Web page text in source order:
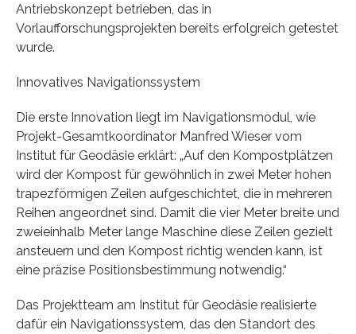
Antriebskonzept betrieben, das in
Vorlaufforschungsprojekten bereits erfolgreich getestet
wurde.
Innovatives Navigationssystem
Die erste Innovation liegt im Navigationsmodul, wie
Projekt-Gesamtkoordinator Manfred Wieser vom
Institut für Geodäsie erklärt: „Auf den Kompostplätzen
wird der Kompost für gewöhnlich in zwei Meter hohen
trapezförmigen Zeilen aufgeschichtet, die in mehreren
Reihen angeordnet sind. Damit die vier Meter breite und
zweieinhalb Meter lange Maschine diese Zeilen gezielt
ansteuern und den Kompost richtig wenden kann, ist
eine präzise Positionsbestimmung notwendig.“
Das Projektteam am Institut für Geodäsie realisierte
dafür ein Navigationssystem, das den Standort des